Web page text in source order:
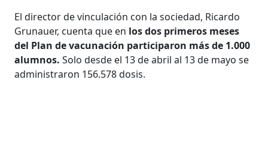
El director de vinculación con la sociedad, Ricardo
Grunauer, cuenta que en los dos primeros meses
del Plan de vacunación participaron más de 1.000
alumnos.Solo desde el 13 de abril al 13 de mayo se
administraron 156.578 dosis.